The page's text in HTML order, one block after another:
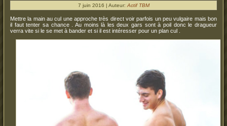
7 juin 2016 | Auteur: Actif TBM
Mettre la main au cul une approche très direct voir parfois un peu vulgaire mais bon
il faut tenter sa chance . Au moins là les deux gars sont à poil donc le dragueur
verra vite si le se met à bander et si il est intéresser pour un plan cul .